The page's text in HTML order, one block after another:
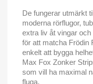
De fungerar utmärkt
moderna rörflugor,
extra liv åt vingar
för att matcha Frödin
enkelt att bygga
Max Fox Zonker
som vill ha maximal
fluga.